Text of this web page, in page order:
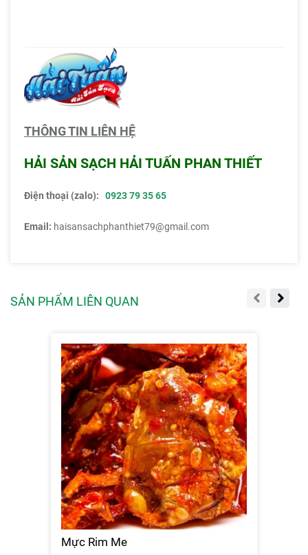
THÔNG TIN LIÊN HỆ
HẢI SẢN SẠCH HẢI TUẤN PHAN THIẾT
Điện thoại (zalo): 0923 79 35 65
Email: haisansachphanthiet79@gmail.com
SẢN PHẨM LIÊN QUAN
Mực Rim Me